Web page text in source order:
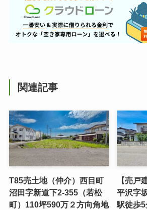
関連記事
T85売土地（仲介）西目町
沼田字新道下2-355（若松
町）110坪590万２方向角地
【売戸
平沢字
駅徒歩